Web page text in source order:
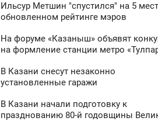
Ильсур Метшин "спустился" на 5
обновленном рейтинге мэров
На форуме «Казаныш» объявят
на формление станции метро
В Казани снесут незаконно
установленные гаражи
В Казани начали подготовку к
празднованию 80-й годовщины